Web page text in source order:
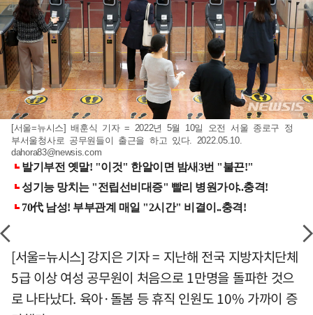
[서울=뉴시스] 배훈식 기자 = 2022년 5월 10일 오전 서울 종로구 정
부서울청사로 공무원들이 출근을 하고 있다. 2022.05.10.
dahora83@newsis.com
[서울=뉴시스] 강지은 기자 = 지난해 전국 지방자치단체
5급 이상 여성 공무원이 처음으로 1만명을 돌파한 것으
로 나타났다. 육아·돌봄 등 휴직 인원도 10% 가까이 증